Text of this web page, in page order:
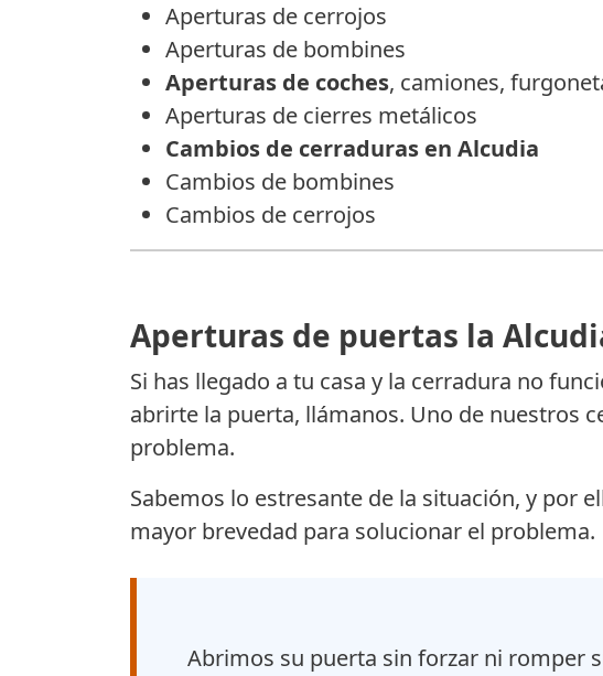
Aperturas de cerrojos
Aperturas de bombines
Aperturas de coches, camiones,
Aperturas de cierres metálicos
Cambios de cerraduras en Alcudia
Cambios de bombines
Cambios de cerrojos
Aperturas de puertas la
Si has llegado a tu casa y la cerradura no
abrirte la puerta, llámanos. Uno de nuestros
problema.
Sabemos lo estresante de la situación, y por
mayor brevedad para solucionar el problema.
Abrimos su puerta sin forzar ni romper